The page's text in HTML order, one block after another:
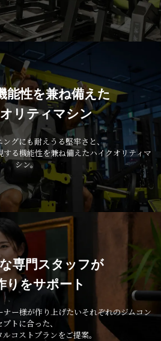
能性を兼ね備えた
リティマシン
グにも耐えうる堅牢さと、
る機能性を兼ね備えたハイクオリティマ
シン。
専門スタッフが
りをサポート
ー様が作り上げたいそれぞれのジムコン
プトに合った、
コストプランをご提案。